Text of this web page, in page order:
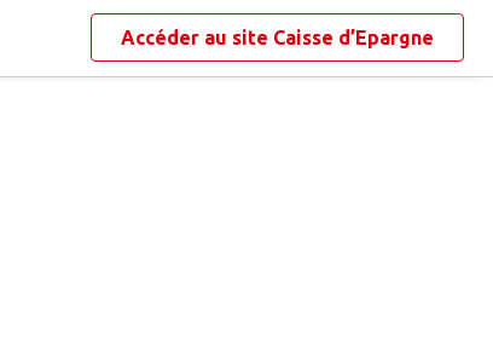
Accéder au site Caisse d’Epargne